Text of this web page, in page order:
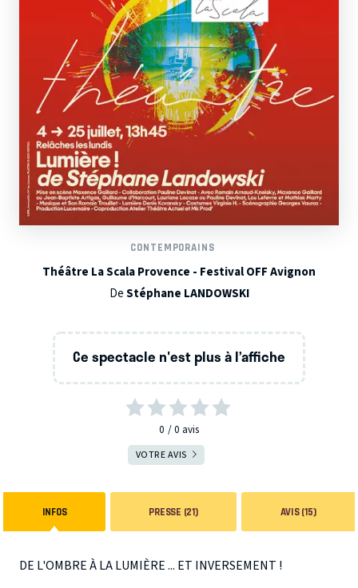
CONTEMPORAINS
Théâtre La Scala Provence - Festival OFF Avignon
DeStéphane LANDOWSKI
Ce spectacle n'est plus à l’affiche
0 0 avis
VOTRE AVIS
INFOS PRESSE (21) AVIS (15)
DE L'OMBRE À LA LUMIÈRE ... ET INVERSEMENT !